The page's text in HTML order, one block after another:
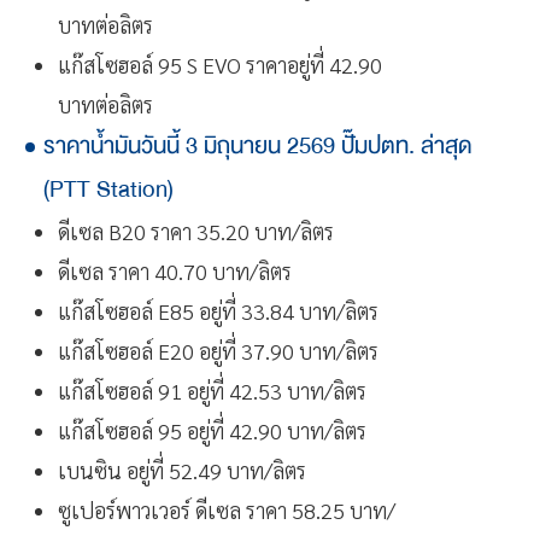
บาทต่อลิตร
แก๊สโซฮอล์ 95 S EVO ราคาอยู่ที่ 42.90
บาทต่อลิตร
ราคาน้ำมันวันนี้ 3 มิถุนายน 2569 ปั๊มปตท. ล่าสุด
(PTT Station)
ดีเซล B20 ราคา 35.20 บาท/ลิตร
ดีเซล ราคา 40.70 บาท/ลิตร
แก๊สโซฮอล์ E85 อยู่ที่ 33.84 บาท/ลิตร
แก๊สโซฮอล์ E20 อยู่ที่ 37.90 บาท/ลิตร
แก๊สโซฮอล์ 91 อยู่ที่ 42.53 บาท/ลิตร
แก๊สโซฮอล์ 95 อยู่ที่ 42.90 บาท/ลิตร
เบนซิน อยู่ที่ 52.49 บาท/ลิตร
ซูเปอร์พาวเวอร์ ดีเซล ราคา 58.25 บาท/